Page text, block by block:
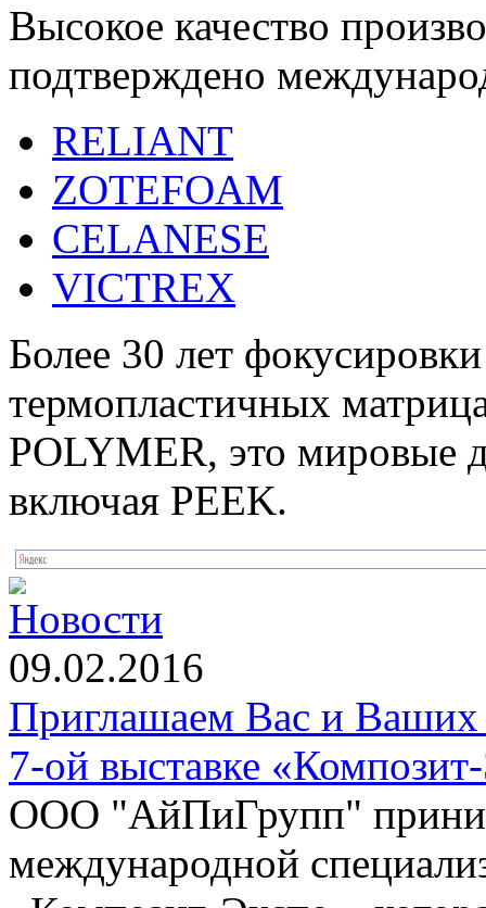
Высокое качество
подтверждено
RELIANT
ZOTEFOAM
CELANESE
VICTREX
Более 30 лет
термопластичных
POLYMER, это мировые
включая PEEK.
Новости
09.02.2016
Приглашаем Вас и Ваших
7-ой выставке
ООО "АйПиГрупп"
международной